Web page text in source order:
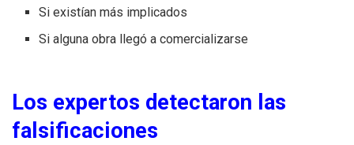
Si existían más implicados
Si alguna obra llegó a comercializarse
Los expertos detectaron las
falsificaciones